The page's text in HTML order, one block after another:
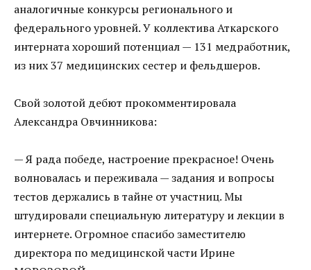
аналогичные конкурсы регионального и
федерального уровней. У коллектива Аткарского
интерната хороший потенциал — 131 медработник,
из них 37 медицинских сестер и фельдшеров.
Свой золотой дебют прокомментировала
Александра Овчинникова:
— Я рада победе, настроение прекрасное! Очень
волновалась и переживала — задания и вопросы
тестов держались в тайне от участниц. Мы
штудировали специальную литературу и лекции в
интернете. Огромное спасибо заместителю
директора по медицинской части Ирине